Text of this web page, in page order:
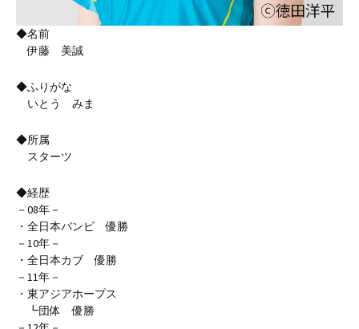
◆名前
伊藤 美誠
◆ふりがな
いとう みま
◆所属
スターツ
◆経歴
－08年－
・全日本バンビ 優勝
－10年－
・全日本カブ 優勝
－11年－
・東アジアホープス
┗団体 優勝